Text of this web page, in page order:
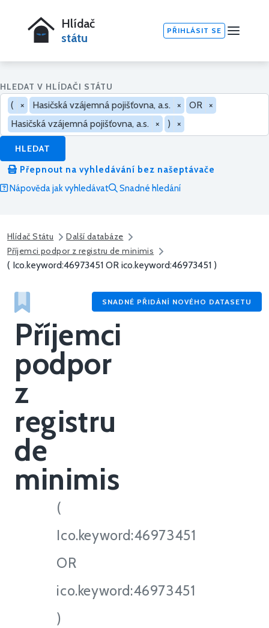
Hlídač
státu
PŘIHLÁSIT SE
HLEDAT V HLÍDAČI STÁTU
( × Hasičská vzájemná pojišťovna, a.s. × OR ×
Hasičská vzájemná pojišťovna, a.s. × ) ×
HLEDAT
Přepnout na vyhledávání bez našeptávače
Nápověda jak vyhledávat
Snadné hledání
Hlídač Státu
Další databáze
Příjemci podpor z registru de minimis
( Ico.keyword:46973451 OR ico.keyword:46973451 )
SNADNÉ PŘIDÁNÍ NOVÉHO DATASETU
Příjemci
podpor
z
registru
de
minimis
(
Ico.keyword:46973451
OR
ico.keyword:46973451
)